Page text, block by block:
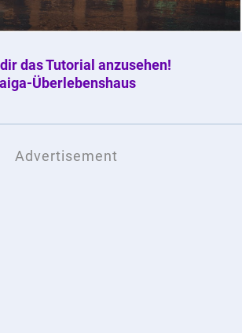
das Tutorial anzusehen!
Überlebenshaus